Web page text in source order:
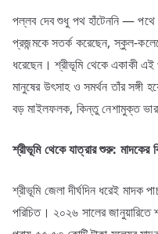
পল্লব দেব শুধু পথ হাঁটেননি — পথে
প্রজন্মকে সতর্ক করেছেন, স্কুল-
ধরেছেন। শ্রীভূমি থেকে একাকী
মানুষের উৎসাহ ও সমর্থন তাঁর সঙ্গী
বড় মাইলফলক, কিন্তু নেশামুক্ত
শ্রীভূমিথেকেযাত্রারশুরু: মাদকের
শ্রীভূমি জেলা দীর্ঘদিন ধরেই মাদক
পরিচিত। ২০২৬ সালের জানুয়ারিতে